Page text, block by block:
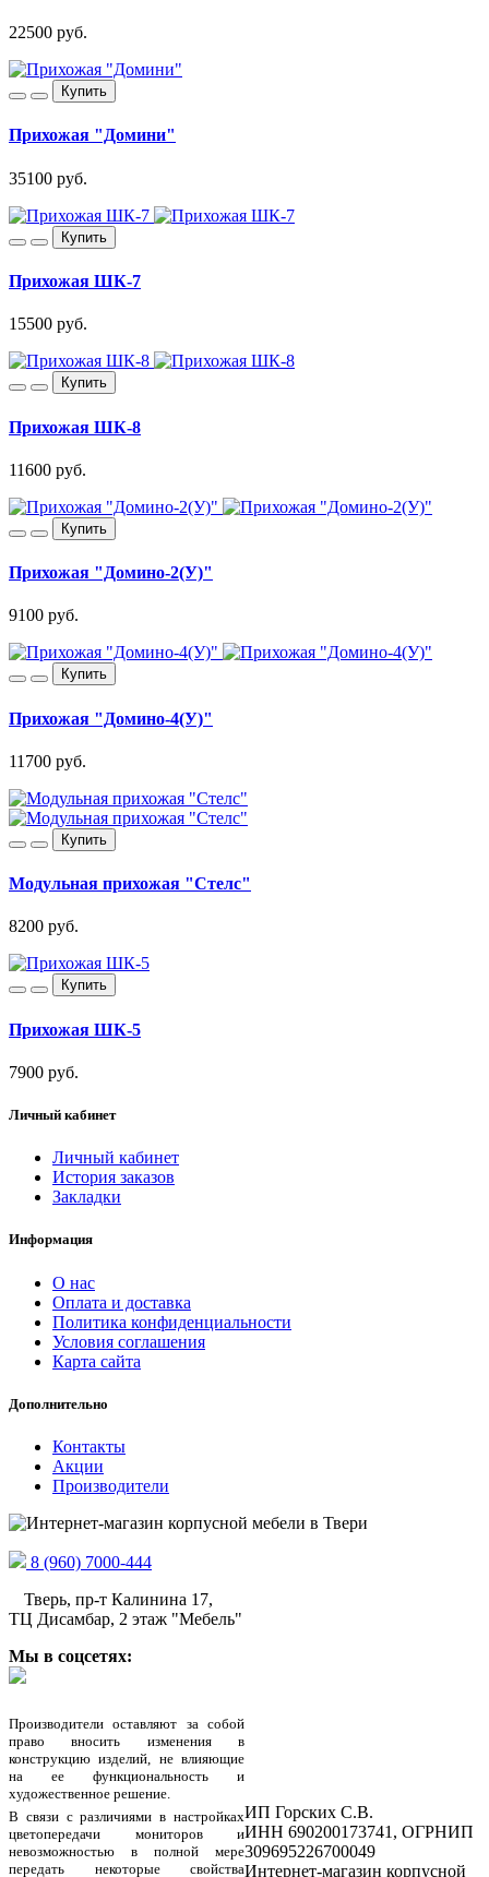
22500 руб.
Купить
Прихожая "Домини"
35100 руб.
Купить
Прихожая ШК-7
15500 руб.
Купить
Прихожая ШК-8
11600 руб.
Купить
Прихожая "Домино-2(У)"
9100 руб.
Купить
Прихожая "Домино-4(У)"
11700 руб.
Купить
Модульная прихожая "Стелс"
8200 руб.
Купить
Прихожая ШК-5
7900 руб.
Личный кабинет
Личный кабинет
История заказов
Закладки
Информация
О нас
Оплата и доставка
Политика конфиденциальности
Условия соглашения
Карта сайта
Дополнительно
Контакты
Акции
Производители
8 (960) 7000-444
Тверь, пр-т Калинина 17,
ТЦ Дисамбар, 2 этаж "Мебель"
Мы в соцсетях:
Производители оставляют за собой
право вносить изменения в
конструкцию изделий, не влияющие
на ее функциональность и
художественное решение.
В связи с различиями в настройках
цветопередачи мониторов и
невозможностью в полной мере
передать некоторые свойства
ИП Горских С.В.
ИНН 690200173741, ОГРНИП
309695226700049
Интернет-магазин корпусной